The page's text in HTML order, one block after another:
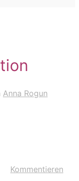
Anna Rogun
Kommentieren